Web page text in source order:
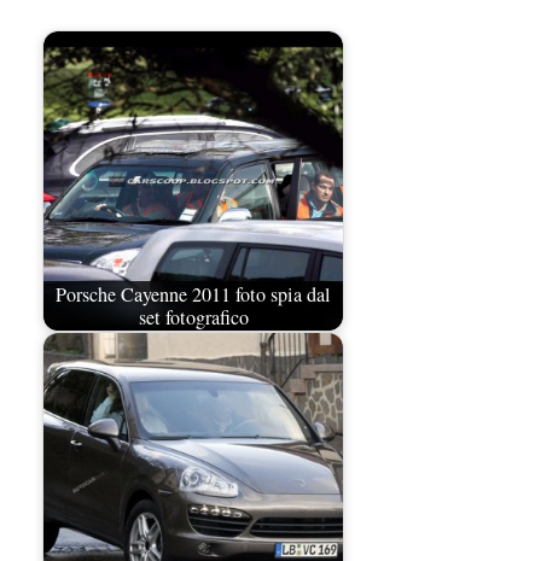
Porsche Cayenne 2011 foto spia dal
set fotografico